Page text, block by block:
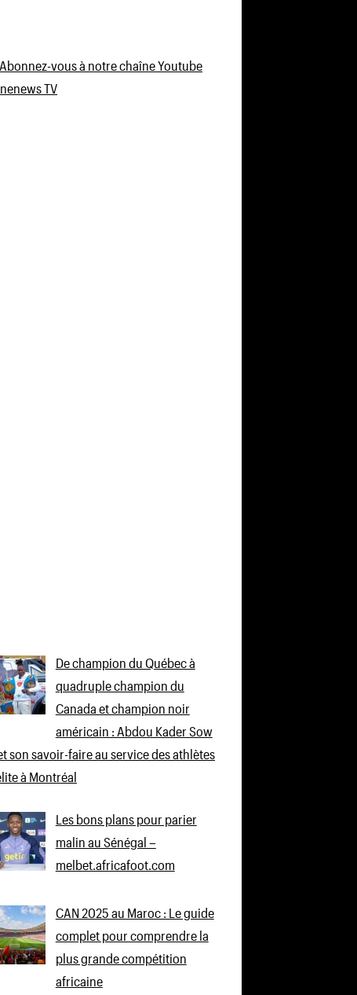
De champion du Québec à
quadruple champion du
Canada et champion noir
américain : Abdou Kader Sow
son savoir-faire au service des athlètes
à Montréal
Les bons plans pour parier
malin au Sénégal –
melbet.africafoot.com
CAN 2025 au Maroc : Le guide
complet pour comprendre la
plus grande compétition
africaine